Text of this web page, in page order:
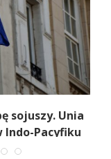
sojuszy. Unia
Indo-Pacyfiku